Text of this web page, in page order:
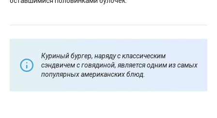
Куриный бургер, наряду с классическим
сэндвичем с говядиной, является одним из самых
популярных американских блюд.